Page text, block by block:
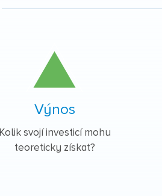
Výnos
Kolik svojí investicí mohu
teoreticky získat?